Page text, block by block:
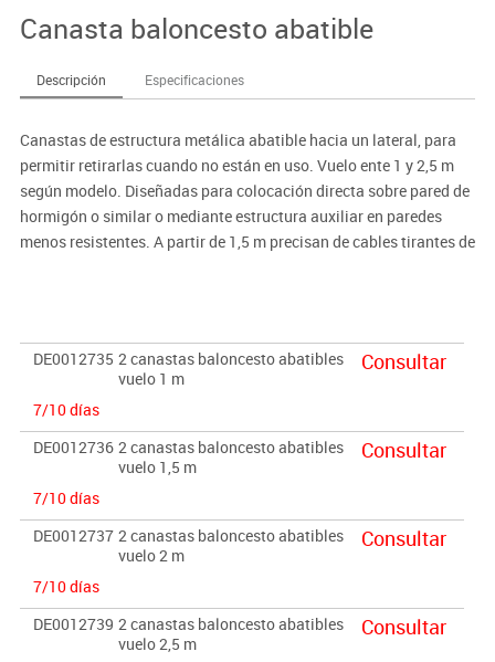
Canasta baloncesto abatible
Descripción Especificaciones
Canastas de estructura metálica abatible hacia un lateral, para
permitir retirarlas cuando no están en uso. Vuelo ente 1 y 2,5 m
según modelo. Diseñadas para colocación directa sobre pared de
hormigón o similar o mediante estructura auxiliar en paredes
menos resistentes. A partir de 1,5 m precisan de cables tirantes de
DE0012735 2 canastas baloncesto abatibles
vuelo 1 m
7/10 días
Consultar
DE0012736 2 canastas baloncesto abatibles
vuelo 1,5 m
7/10 días
Consultar
DE0012737 2 canastas baloncesto abatibles
vuelo 2 m
7/10 días
Consultar
DE0012739 2 canastas baloncesto abatibles
vuelo 2,5 m
Consultar